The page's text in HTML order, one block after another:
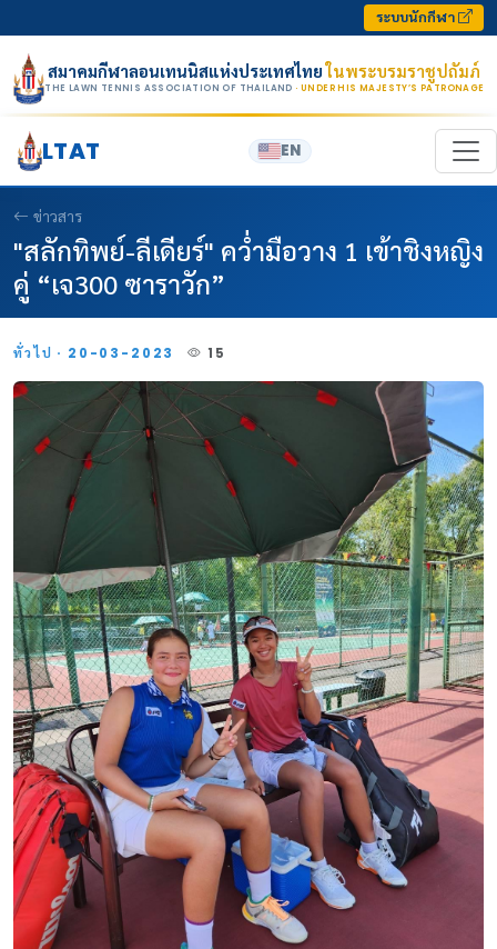
ระบบนักกีฬา
สมาคมกีฬาลอนเทนนิสแห่งประเทศไทยในพระบรมราชูปถัมภ์
THE LAWN TENNIS ASSOCIATION OF THAILAND · UNDER HIS MAJESTY’S PATRONAGE
LTAT EN
ข่าวสาร
"สลักทิพย์-ลีเดียร์" คว่ำมือวาง 1 เข้าชิงหญิง
คู่ “เจ300 ซาราวัก”
ทั่วไป · 20-03-2023 15